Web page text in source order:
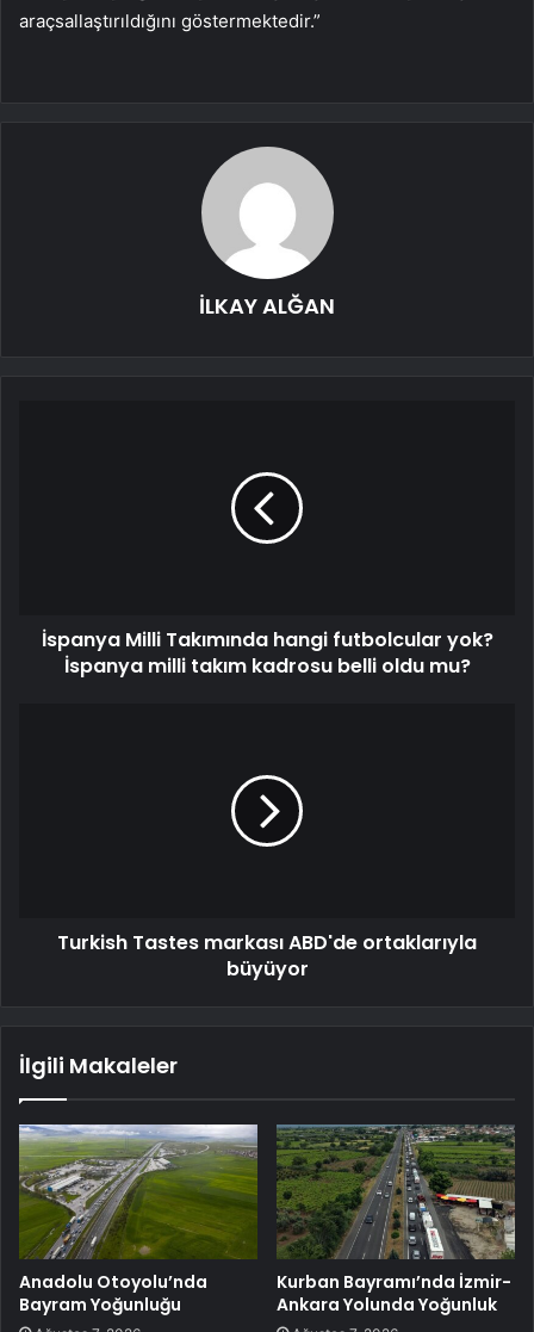
araçsallaştırıldığını göstermektedir.”
İLKAY ALĞAN
İspanya Milli Takımında hangi futbolcular yok?
İspanya milli takım kadrosu belli oldu mu?
Turkish Tastes markası ABD'de ortaklarıyla
büyüyor
İlgili Makaleler
Anadolu Otoyolu’nda
Bayram Yoğunluğu
Kurban Bayramı’nda İzmir-
Ankara Yolunda Yoğunluk